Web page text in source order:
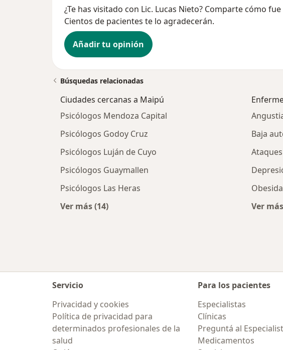
¿Te has visitado con Lic. Lucas Nieto? Comparte cómo
Cientos de pacientes te lo agradecerán.
Añadir tu opinión
Búsquedas relacionadas
Ciudades cercanas a Maipú
Psicólogos Mendoza Capital
Psicólogos Godoy Cruz
Psicólogos Luján de Cuyo
Psicólogos Guaymallen
Psicólogos Las Heras
Ver más (14)
Baja
Ver
Servicio
Privacidad y cookies
Política de privacidad para
determinados profesionales de la
salud
Para los pacientes
Especialistas
Clínicas
Preguntá al
Medicamentos